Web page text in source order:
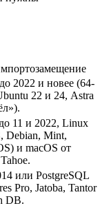
2022 и новее (64-
22 и 24, Astra
11 и 2022, Linux
Debian, Mint,
и macOS от
или PostgreSQL
Pro, Jatoba, Tantor
DB.